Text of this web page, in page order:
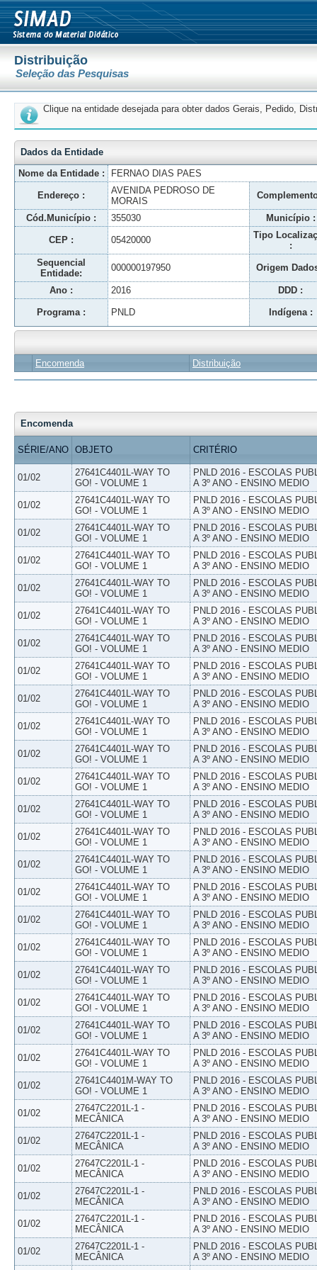
Distribuição
Seleção das Pesquisas
Clique na entidade desejada para obter dados Gerais, Pedido,
Dados da Entidade
Nome da Entidade :
FERNAO DIAS PAES
Endereço :
AVENIDA PEDROSO DE
MORAIS
Cód.Município : 355030 Município :
CEP : 05420000
Tipo
:
Sequencial
Entidade:
000000197950 Origem
Ano : 2016 DDD :
Programa : PNLD Indígena :
Encomenda Distribuição
Encomenda
SÉRIE/ANO OBJETO CRITÉRIO
01/02
27641C4401L-WAY TO
GO! - VOLUME 1
PNLD 2016 - ESCOLAS
A 3º ANO - ENSINO MEDIO
01/02
27641C4401L-WAY TO
GO! - VOLUME 1
PNLD 2016 - ESCOLAS
A 3º ANO - ENSINO MEDIO
01/02
27641C4401L-WAY TO
GO! - VOLUME 1
PNLD 2016 - ESCOLAS
A 3º ANO - ENSINO MEDIO
01/02
27641C4401L-WAY TO
GO! - VOLUME 1
PNLD 2016 - ESCOLAS
A 3º ANO - ENSINO MEDIO
01/02
27641C4401L-WAY TO
GO! - VOLUME 1
PNLD 2016 - ESCOLAS
A 3º ANO - ENSINO MEDIO
01/02
27641C4401L-WAY TO
GO! - VOLUME 1
PNLD 2016 - ESCOLAS
A 3º ANO - ENSINO MEDIO
01/02
27641C4401L-WAY TO
GO! - VOLUME 1
PNLD 2016 - ESCOLAS
A 3º ANO - ENSINO MEDIO
01/02
27641C4401L-WAY TO
GO! - VOLUME 1
PNLD 2016 - ESCOLAS
A 3º ANO - ENSINO MEDIO
01/02
27641C4401L-WAY TO
GO! - VOLUME 1
PNLD 2016 - ESCOLAS
A 3º ANO - ENSINO MEDIO
01/02
27641C4401L-WAY TO
GO! - VOLUME 1
PNLD 2016 - ESCOLAS
A 3º ANO - ENSINO MEDIO
01/02
27641C4401L-WAY TO
GO! - VOLUME 1
PNLD 2016 - ESCOLAS
A 3º ANO - ENSINO MEDIO
01/02
27641C4401L-WAY TO
GO! - VOLUME 1
PNLD 2016 - ESCOLAS
A 3º ANO - ENSINO MEDIO
01/02
27641C4401L-WAY TO
GO! - VOLUME 1
PNLD 2016 - ESCOLAS
A 3º ANO - ENSINO MEDIO
01/02
27641C4401L-WAY TO
GO! - VOLUME 1
PNLD 2016 - ESCOLAS
A 3º ANO - ENSINO MEDIO
01/02
27641C4401L-WAY TO
GO! - VOLUME 1
PNLD 2016 - ESCOLAS
A 3º ANO - ENSINO MEDIO
01/02
27641C4401L-WAY TO
GO! - VOLUME 1
PNLD 2016 - ESCOLAS
A 3º ANO - ENSINO MEDIO
01/02
27641C4401L-WAY TO
GO! - VOLUME 1
PNLD 2016 - ESCOLAS
A 3º ANO - ENSINO MEDIO
01/02
27641C4401L-WAY TO
GO! - VOLUME 1
PNLD 2016 - ESCOLAS
A 3º ANO - ENSINO MEDIO
01/02
27641C4401L-WAY TO
GO! - VOLUME 1
PNLD 2016 - ESCOLAS
A 3º ANO - ENSINO MEDIO
01/02
27641C4401L-WAY TO
GO! - VOLUME 1
PNLD 2016 - ESCOLAS
A 3º ANO - ENSINO MEDIO
01/02
27641C4401L-WAY TO
GO! - VOLUME 1
PNLD 2016 - ESCOLAS
A 3º ANO - ENSINO MEDIO
01/02
27641C4401L-WAY TO
GO! - VOLUME 1
PNLD 2016 - ESCOLAS
A 3º ANO - ENSINO MEDIO
01/02
27641C4401M-WAY TO
GO! - VOLUME 1
PNLD 2016 - ESCOLAS
A 3º ANO - ENSINO MEDIO
01/02
27647C2201L-1 -
MECÂNICA
PNLD 2016 - ESCOLAS
A 3º ANO - ENSINO MEDIO
01/02
27647C2201L-1 -
MECÂNICA
PNLD 2016 - ESCOLAS
A 3º ANO - ENSINO MEDIO
01/02
27647C2201L-1 -
MECÂNICA
PNLD 2016 - ESCOLAS
A 3º ANO - ENSINO MEDIO
01/02
27647C2201L-1 -
MECÂNICA
PNLD 2016 - ESCOLAS
A 3º ANO - ENSINO MEDIO
01/02
27647C2201L-1 -
MECÂNICA
PNLD 2016 - ESCOLAS
A 3º ANO - ENSINO MEDIO
01/02
27647C2201L-1 -
MECÂNICA
PNLD 2016 - ESCOLAS
A 3º ANO - ENSINO MEDIO